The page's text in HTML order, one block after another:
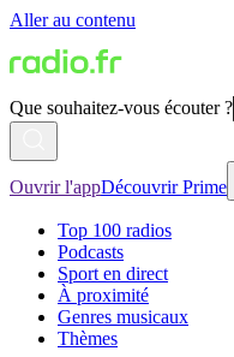
Aller au contenu
Que souhaitez-vous écouter ?
Ouvrir l'appDécouvrir Prime
Top 100 radios
Podcasts
Sport en direct
À proximité
Genres musicaux
Thèmes